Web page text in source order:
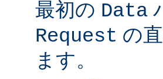
最初の Data
Request の
ます。